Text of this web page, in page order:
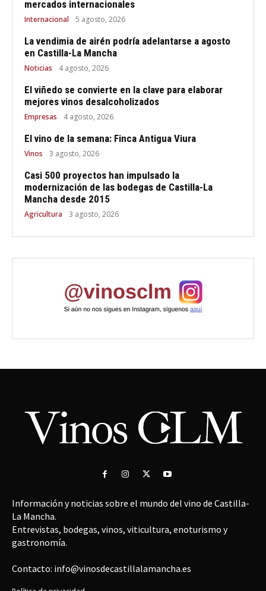
mercados internacionales
Internacional 5 agosto, 2026
La vendimia de airén podría adelantarse a agosto
en Castilla-La Mancha
Noticias 4 agosto, 2026
El viñedo se convierte en la clave para elaborar
mejores vinos desalcoholizados
Empresas 4 agosto, 2026
El vino de la semana: Finca Antigua Viura
Vinos 3 agosto, 2026
Casi 500 proyectos han impulsado la
modernización de las bodegas de Castilla-La
Mancha desde 2015
Agricultura 3 agosto, 2026
Información y noticias sobre el mundo del vino de Castilla-
La Mancha.
Entrevistas, bodegas, vinos, viticultura, enoturismo y
gastronomía.
Contacto: info@vinosdecastillalamancha.es